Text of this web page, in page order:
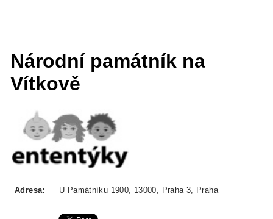
Národní památník na
Vítkově
Adresa: U Památníku 1900, 13000, Praha 3, Praha